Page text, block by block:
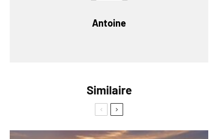
Antoine
Similaire